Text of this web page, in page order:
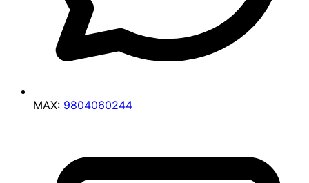
MAX: 9804060244